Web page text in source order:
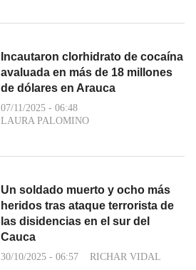
Incautaron clorhidrato de cocaína
avaluada en más de 18 millones
de dólares en Arauca
07/11/2025 - 06:48
LAURA PALOMINO
Un soldado muerto y ocho más
heridos tras ataque terrorista de
las disidencias en el sur del
Cauca
30/10/2025 - 06:57 RICHAR VIDAL